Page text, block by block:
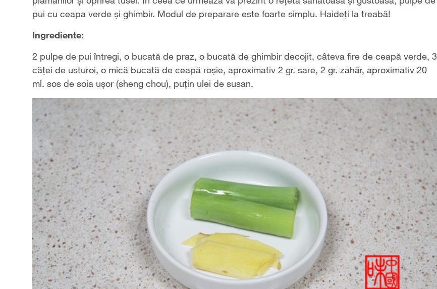
pui cu ceapa verde și ghimbir. Modul de preparare este foarte simplu. Haideți la treabă!
Ingrediente:
2 pulpe de pui întregi, o bucată de praz, o bucată de ghimbir decojit, câteva fire de ceapă verde, 3
căței de usturoi, o mică bucată de ceapă roșie, aproximativ 2 gr. sare, 2 gr. zahăr, aproximativ 20
ml. sos de soia ușor (sheng chou), puțin ulei de susan.